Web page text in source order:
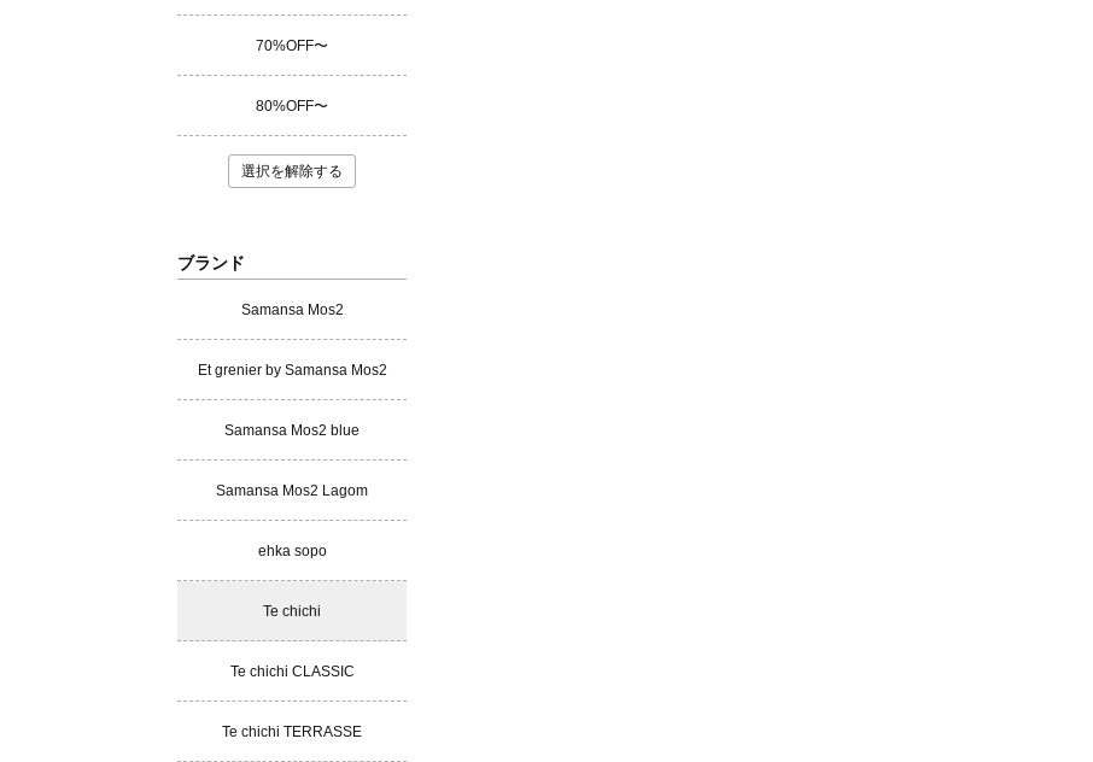
70%OFF〜
80%OFF〜
選択を解除する
ブランド
Samansa Mos2
Et grenier by Samansa Mos2
Samansa Mos2 blue
Samansa Mos2 Lagom
ehka sopo
Te chichi
Te chichi CLASSIC
Te chichi TERRASSE